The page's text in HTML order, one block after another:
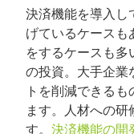
決済機能を導入し
げているケース
をするケースも
の投資。大手企業
トを削減できる
ます。人材への
す。 決済機能の開